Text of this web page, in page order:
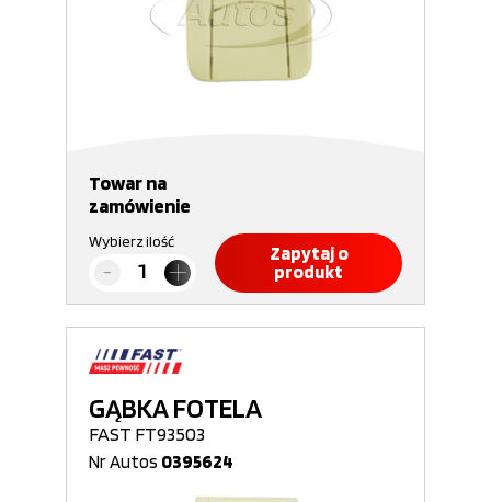
Towar na
zamówienie
Wybierz ilość
Zapytaj o
produkt
GĄBKA FOTELA
FAST FT93503
Nr Autos 0395624